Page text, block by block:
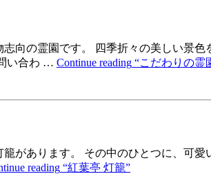
向の霊園です。 四季折々の美しい景
い合わ … Continue reading “こだわりの霊
があります。 その中のひとつに、可
reading “紅葉亭 灯籠”